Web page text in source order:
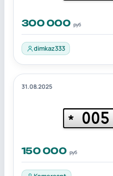
300 000 руб
dimkaz333
31.08.2025
* 005
150 000 руб